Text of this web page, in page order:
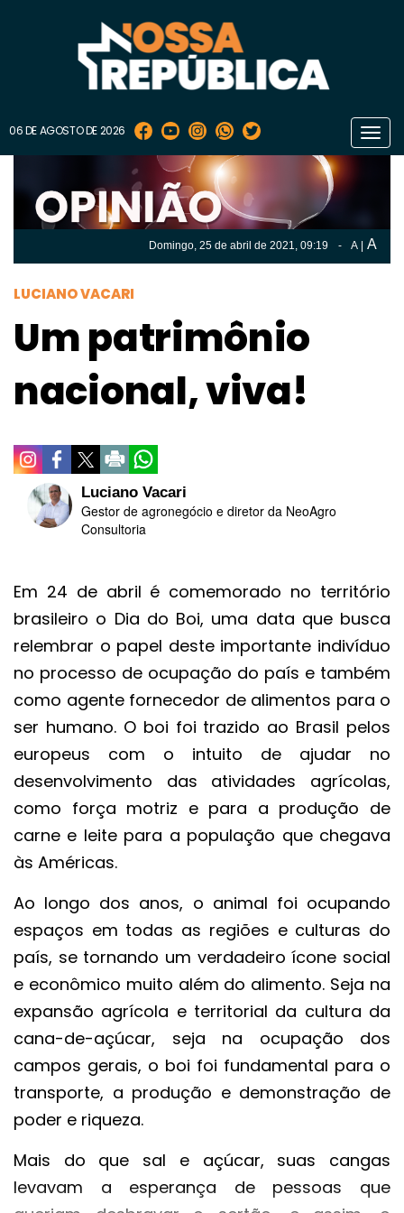
06 DE AGOSTO DE 2026
Domingo, 25 de abril de 2021, 09:19 - A A
LUCIANO VACARI
Um patrimônio
nacional, viva!
Luciano Vacari
Gestor de agronegócio e diretor da NeoAgro
Consultoria
Em 24 de abril é comemorado no território
brasileiro o Dia do Boi, uma data que busca
relembrar o papel deste importante indivíduo
no processo de ocupação do país e também
como agente fornecedor de alimentos para o
ser humano. O boi foi trazido ao Brasil pelos
europeus com o intuito de ajudar no
desenvolvimento das atividades agrícolas,
como força motriz e para a produção de
carne e leite para a população que chegava
às Américas.
Ao longo dos anos, o animal foi ocupando
espaços em todas as regiões e culturas do
país, se tornando um verdadeiro ícone social
e econômico muito além do alimento. Seja na
expansão agrícola e territorial da cultura da
cana-de-açúcar, seja na ocupação dos
campos gerais, o boi foi fundamental para o
transporte, a produção e demonstração de
poder e riqueza.
Mais do que sal e açúcar, suas cangas
levavam a esperança de pessoas que